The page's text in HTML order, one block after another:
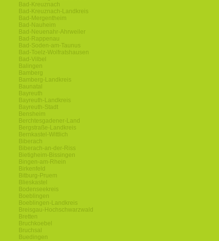
Bad-Kreuznach
Bad-Kreuznach-Landkreis
Bad-Mergentheim
Bad-Nauheim
Bad-Neuenahr-Ahrweiler
Bad-Rappenau
Bad-Soden-am-Taunus
Bad-Toelz-Wolfratshausen
Bad-Vilbel
Balingen
Bamberg
Bamberg-Landkreis
Baunatal
Bayreuth
Bayreuth-Landkreis
Bayreuth-Stadt
Bensheim
Berchtesgadener-Land
Bergstraße-Landkreis
Bernkastel-Wittlich
Biberach
Biberach-an-der-Riss
Bietigheim-Bissingen
Bingen-am-Rhein
Birkenfeld
Bitburg-Pruem
Blieskastel
Bodenseekreis
Boeblingen
Boeblingen-Landkreis
Breisgau-Hochschwarzwald
Bretten
Bruchkoebel
Bruchsal
Buedingen